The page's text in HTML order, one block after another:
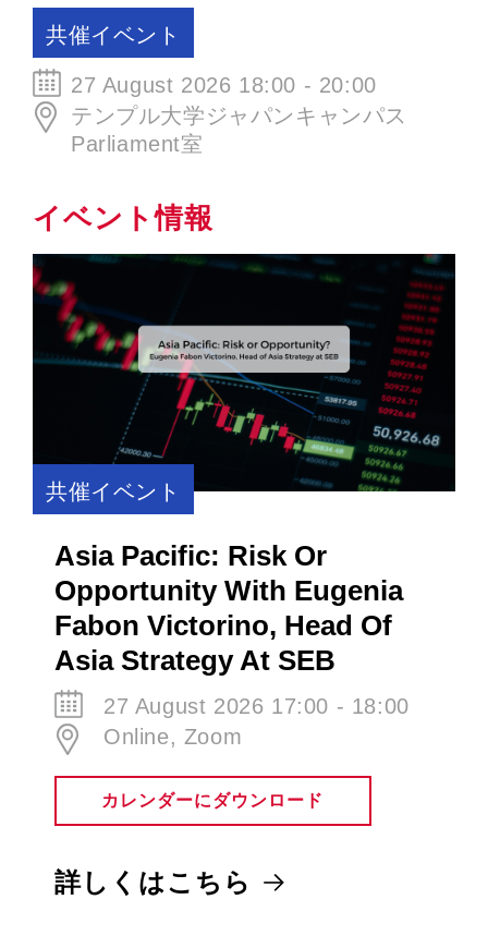
共催イベント
27 August 2026 18:00 - 20:00
テンプル大学ジャパンキャンパス
Parliament室
イベント情報
共催イベント
Asia Pacific: Risk Or
Opportunity With Eugenia
Fabon Victorino​, Head Of
Asia Strategy At SEB
27 August 2026 17:00 - 18:00
Online, Zoom
カレンダーにダウンロード
詳しくはこちら